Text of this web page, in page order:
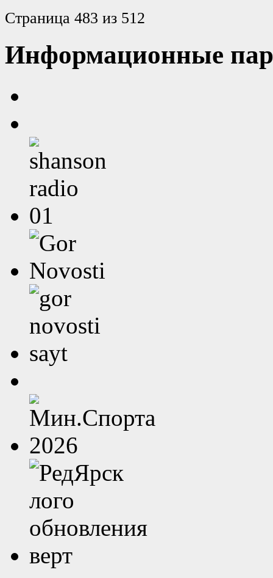
Страница 483 из 512
Информационные